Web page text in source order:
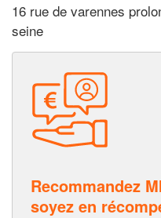
16 rue de varennes
seine
Recommandez
soyez en